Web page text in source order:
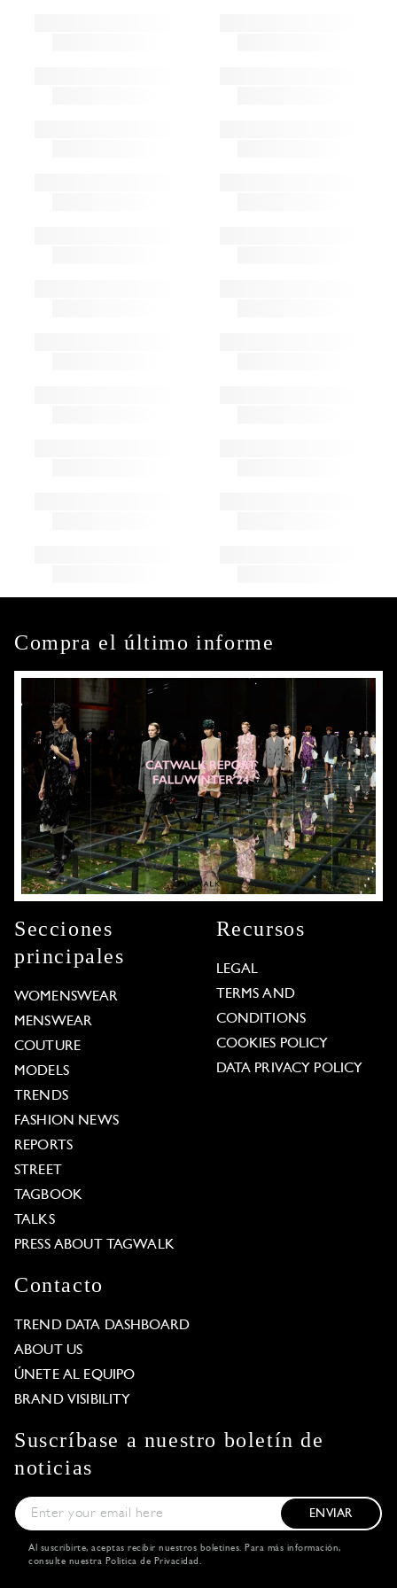
Compra el último informe
Secciones
principales
WOMENSWEAR
MENSWEAR
COUTURE
MODELS
TRENDS
FASHION NEWS
REPORTS
STREET
TAGBOOK
TALKS
PRESS ABOUT TAGWALK
Recursos
LEGAL
TERMS AND
CONDITIONS
COOKIES POLICY
DATA PRIVACY POLICY
Contacto
TREND DATA DASHBOARD
ABOUT US
ÚNETE AL EQUIPO
BRAND VISIBILITY
Suscríbase a nuestro boletín de
noticias
ENVIAR
Al suscribirte, aceptas recibir nuestros boletines. Para más información,
consulte nuestra Política de Privacidad .